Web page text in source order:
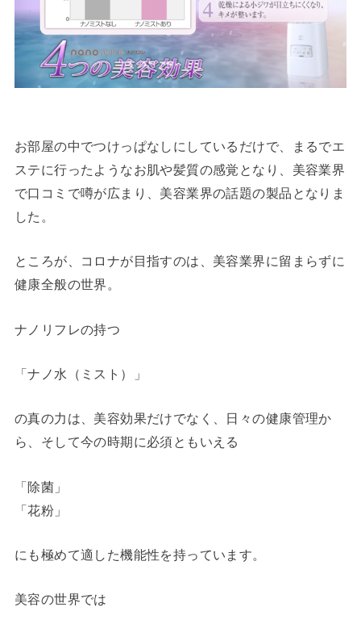
お部屋の中でつけっぱなしにしているだけで、まるでエ
ステに行ったようなお肌や髪質の感覚となり、美容業界
で口コミで噂が広まり、美容業界の話題の製品となりま
した。
ところが、コロナが目指すのは、美容業界に留まらずに
健康全般の世界。
ナノリフレの持つ
「ナノ水（ミスト）」
の真の力は、美容効果だけでなく、日々の健康管理か
ら、そして今の時期に必須ともいえる
「除菌」
「花粉」
にも極めて適した機能性を持っています。
美容の世界では